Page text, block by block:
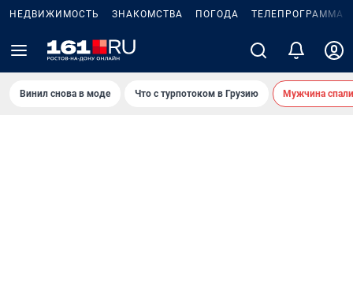
НЕДВИЖИМОСТЬ ЗНАКОМСТВА ПОГОДА ТЕЛЕПРОГРАММА
Винил снова в моде Что с турпотоком в Грузию Мужчина